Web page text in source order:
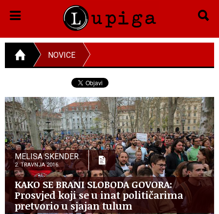
NOVICE
MELISA SKENDER
2. TRAVNJA 2016.
KAKO SE BRANI SLOBODA GOVORA:
Prosvjed koji se u inat političarima
pretvorio u sjajan tulum